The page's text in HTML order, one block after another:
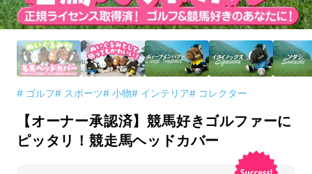
# ゴルフ# スポーツ# 小物# インテリア# コレクター
【オーナー承認済】競馬好きゴルファーに
ピッタリ！競走馬ヘッドカバー